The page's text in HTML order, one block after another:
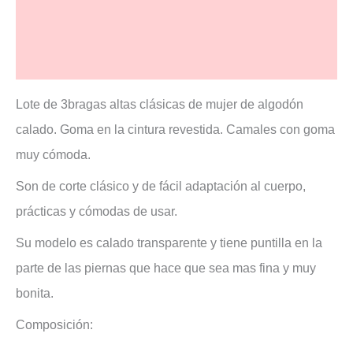
Lote de 3bragas altas clásicas de mujer de algodón
calado. Goma en la cintura revestida. Camales con goma
muy cómoda.
Son de corte clásico y de fácil adaptación al cuerpo,
prácticas y cómodas de usar.
Su modelo es calado transparente y tiene puntilla en la
parte de las piernas que hace que sea mas fina y muy
bonita.
Composición: